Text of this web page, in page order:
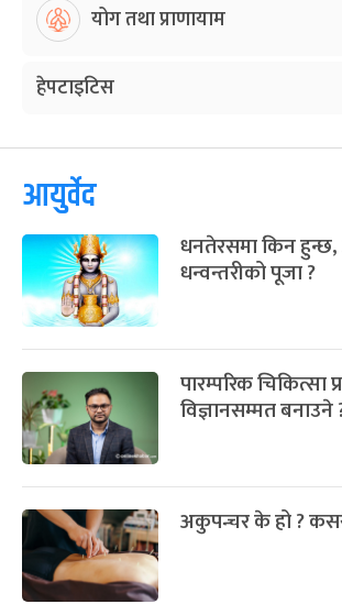
योग तथा प्राणायाम
हेपटाइटिस
आयुर्वेद
धनतेरसमा किन
धन्वन्तरीको पूजा ?
पारम्परिक चिकित्सा
विज्ञानसम्मत बनाउने
अकुपन्चर के हो ?